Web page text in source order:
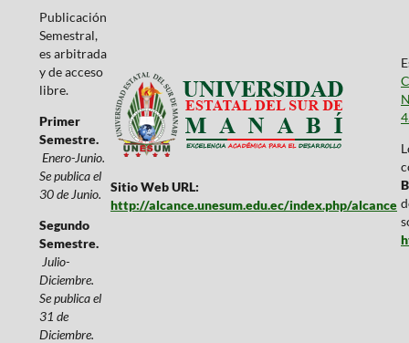
Publicación
Semestral,
es arbitrada
y de acceso
libre.
Primer
Semestre.
Enero-Junio.
Se publica el
30 de Junio.
Segundo
Semestre.
Julio-
Diciembre.
Se publica el
31 de
Diciembre.
Sitio Web URL:
http://alcance.unesum.edu.ec/index.php/alcance